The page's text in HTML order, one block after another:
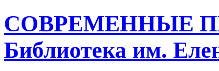
СОВРЕМЕННЫЕ
Библиотека им.